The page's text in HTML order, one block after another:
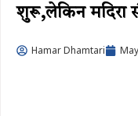
शुरू,लेकिन मदिरा
Hamar Dhamtari